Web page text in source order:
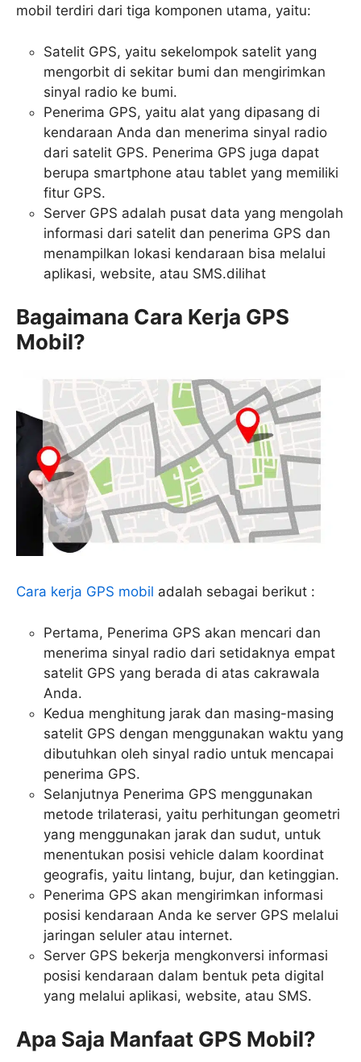
mobil terdiri dari tiga komponen utama, yaitu:
Satelit GPS, yaitu sekelompok satelit yang
mengorbit di sekitar bumi dan mengirimkan
sinyal radio ke bumi.
Penerima GPS, yaitu alat yang dipasang di
kendaraan Anda dan menerima sinyal radio
dari satelit GPS. Penerima GPS juga dapat
berupa smartphone atau tablet yang memiliki
fitur GPS.
Server GPS adalah pusat data yang mengolah
informasi dari satelit dan penerima GPS dan
menampilkan lokasi kendaraan bisa melalui
aplikasi, website, atau SMS.dilihat
Bagaimana Cara Kerja GPS
Mobil?
Cara kerja GPS mobil adalah sebagai berikut :
Pertama, Penerima GPS akan mencari dan
menerima sinyal radio dari setidaknya empat
satelit GPS yang berada di atas cakrawala
Anda.
Kedua menghitung jarak dan masing-masing
satelit GPS dengan menggunakan waktu yang
dibutuhkan oleh sinyal radio untuk mencapai
penerima GPS.
Selanjutnya Penerima GPS menggunakan
metode trilaterasi, yaitu perhitungan geometri
yang menggunakan jarak dan sudut, untuk
menentukan posisi vehicle dalam koordinat
geografis, yaitu lintang, bujur, dan ketinggian.
Penerima GPS akan mengirimkan informasi
posisi kendaraan Anda ke server GPS melalui
jaringan seluler atau internet.
Server GPS bekerja mengkonversi informasi
posisi kendaraan dalam bentuk peta digital
yang melalui aplikasi, website, atau SMS.
Apa Saja Manfaat GPS Mobil?